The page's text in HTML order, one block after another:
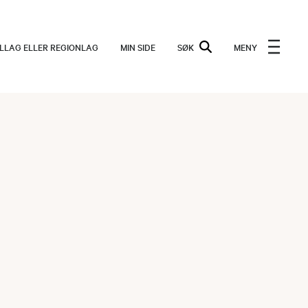
ELLER REGIONLAG MIN SIDE SØK MENY